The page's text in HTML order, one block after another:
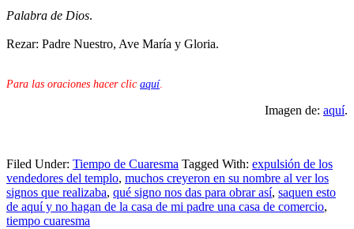
Palabra de Dios.
Rezar: Padre Nuestro, Ave María y Gloria.
Para las oraciones hacer clic aquí.
Imagen de: aquí.
Filed Under: Tiempo de Cuaresma Tagged With: expulsión de los
vendedores del templo, muchos creyeron en su nombre al ver los
signos que realizaba, qué signo nos das para obrar así, saquen esto
de aquí y no hagan de la casa de mi padre una casa de comercio,
tiempo cuaresma